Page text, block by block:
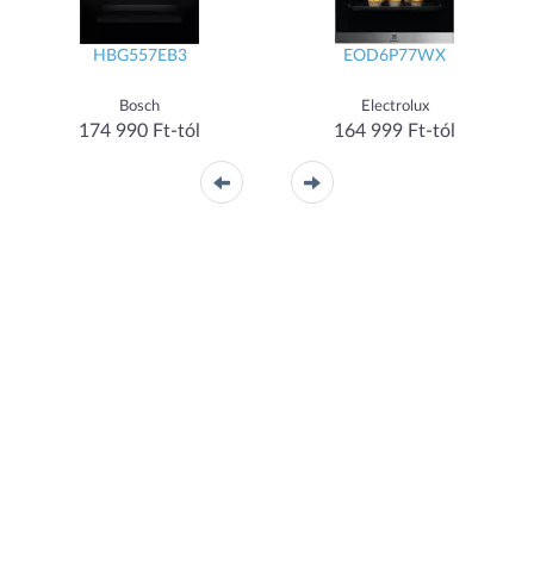
HBG557EB3
Bosch
174 990 Ft-tól
EOD6P77WX
Electrolux
164 999 Ft-tól